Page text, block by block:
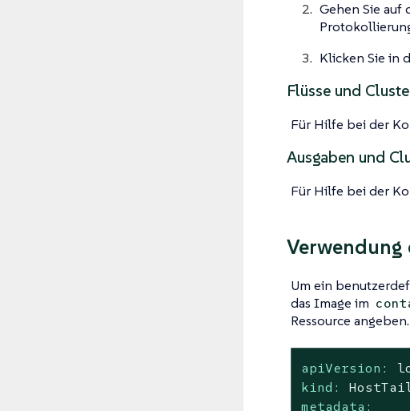
Gehen Sie auf
Klicken Sie in
Flüsse und
Für Hilfe bei der
Ausgaben und
Für Hilfe bei der
Um ein
das Image im
Ressource angeben.
apiVersion:
kind:
metadata: